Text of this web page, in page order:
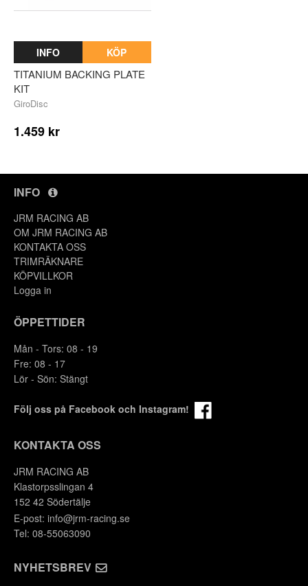
INFO KÖP
TITANIUM BACKING PLATE
KIT
GiroDisc
1.459 kr
INFO
JRM RACING AB
OM JRM RACING AB
KONTAKTA OSS
TRIMRÄKNARE
KÖPVILLKOR
Logga in
ÖPPETTIDER
Mån - Tors: 08 - 19
Fre: 08 - 17
Lör - Sön: Stängt
Följ oss på Facebook och Instagram!
KONTAKTA OSS
JRM RACING AB
Klastorpsslingan 4
152 42 Södertälje
E-post: info@jrm-racing.se
Tel: 08-55063090
NYHETSBREV